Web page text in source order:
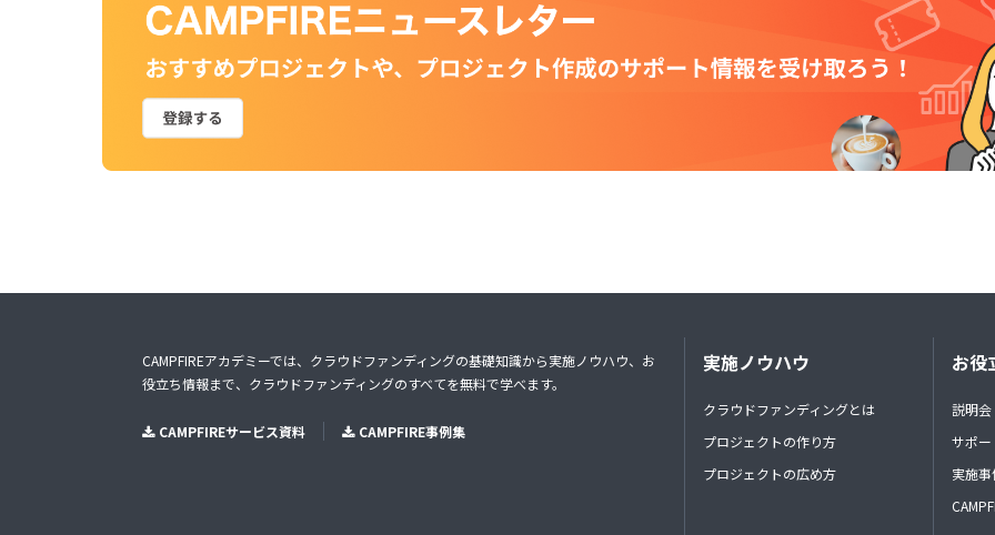
CAMPFIREアカデミーでは、クラウドファンディングの基礎知識から実施ノウハウ、お
役立ち情報まで、クラウドファンディングのすべてを無料で学べます。
CAMPFIREサービス資料 CAMPFIRE事例集
実施ノウハウ
クラウドファンディングとは
プロジェクトの作り方
プロジェクトの広め方
お役
説明
サポ
実施事